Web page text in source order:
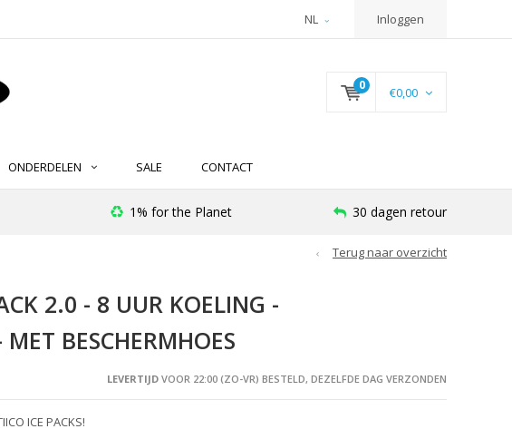
NL Inloggen
0 €0,00
ONDERDELEN SALE CONTACT
1% for the Planet 30 dagen retour
Terug naar overzicht
2.0 - 8 UUR KOELING -
BESCHERMHOES
LEVERTIJDVOOR 22:00 (ZO-VR) BESTELD, DEZELFDE DAG VERZONDEN
ICE PACKS!